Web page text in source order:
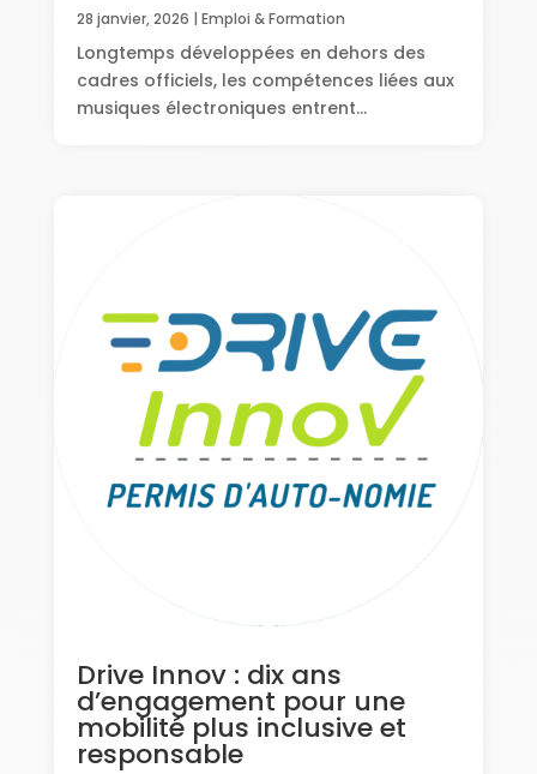
28 janvier, 2026 | Emploi & Formation
Longtemps développées en dehors des
cadres officiels, les compétences liées aux
musiques électroniques entrent...
Drive Innov : dix ans
d’engagement pour une
mobilité plus inclusive et
responsable